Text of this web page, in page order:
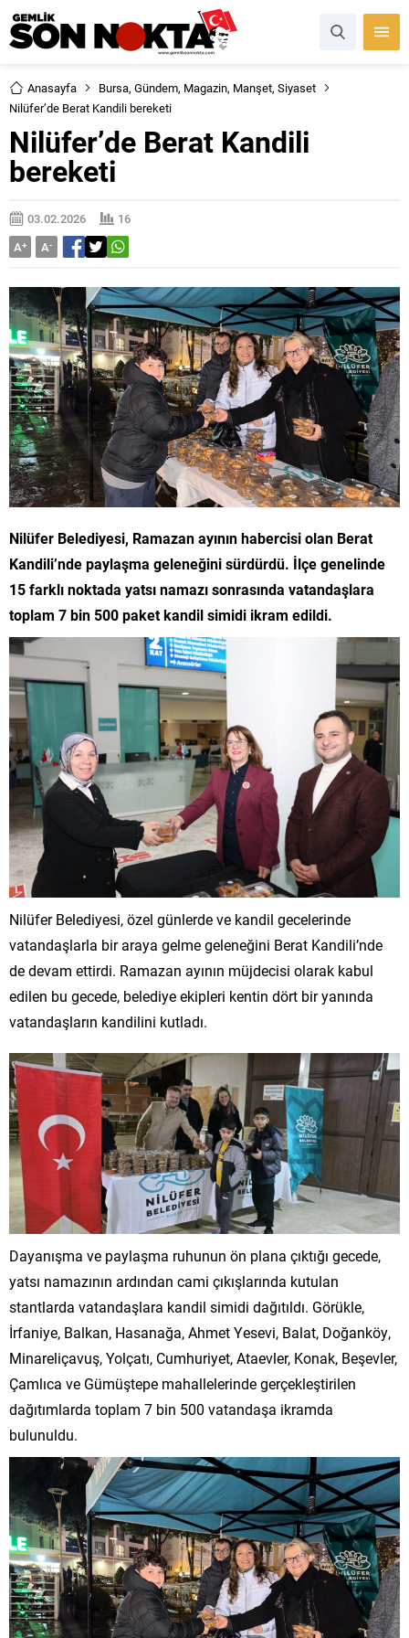
Anasayfa Bursa, Gündem, Magazin, Manşet, Siyaset
Nilüfer’de Berat Kandili bereketi
Nilüfer’de Berat Kandili
bereketi
03.02.2026
16
A+ A-
Nilüfer Belediyesi, Ramazan ayının habercisi olan Berat
Kandili’nde paylaşma geleneğini sürdürdü. İlçe genelinde
15 farklı noktada yatsı namazı sonrasında vatandaşlara
toplam 7 bin 500 paket kandil simidi ikram edildi.
Nilüfer Belediyesi, özel günlerde ve kandil gecelerinde
vatandaşlarla bir araya gelme geleneğini Berat Kandili’nde
de devam ettirdi. Ramazan ayının müjdecisi olarak kabul
edilen bu gecede, belediye ekipleri kentin dört bir yanında
vatandaşların kandilini kutladı.
Dayanışma ve paylaşma ruhunun ön plana çıktığı gecede,
yatsı namazının ardından cami çıkışlarında kutulan
stantlarda vatandaşlara kandil simidi dağıtıldı. Görükle,
İrfaniye, Balkan, Hasanağa, Ahmet Yesevi, Balat, Doğanköy,
Minareliçavuş, Yolçatı, Cumhuriyet, Ataevler, Konak, Beşevler,
Çamlıca ve Gümüştepe mahallelerinde gerçekleştirilen
dağıtımlarda toplam 7 bin 500 vatandaşa ikramda
bulunuldu.